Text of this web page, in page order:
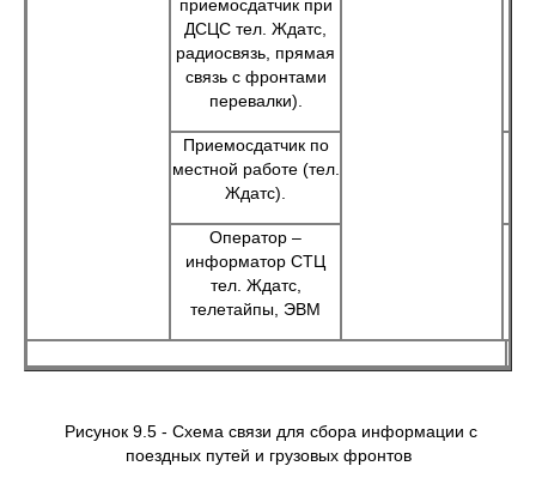
приемосдатчик при
ДСЦС тел. Ждатс,
радиосвязь, прямая
связь с фронтами
перевалки).
Приемосдатчик по
местной работе (тел.
Ждатс).
Оператор –
информатор СТЦ
тел. Ждатс,
телетайпы, ЭВМ
Рисунок 9.5 - Схема связи для сбора информации с
поездных путей и грузовых фронтов